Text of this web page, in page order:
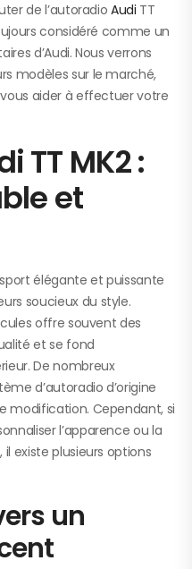
de l’autoradioAudi TT
considéré comme un
d’Audi. Nous verrons
modèles sur le marché,
aider à effectuer votre
TT MK2 :
et
élégante et puissante
soucieux du style.
offre souvent des
et se fond
De nombreux
d’autoradio d’origine
modification. Cependant, si
l’apparence ou la
existe plusieurs options
un